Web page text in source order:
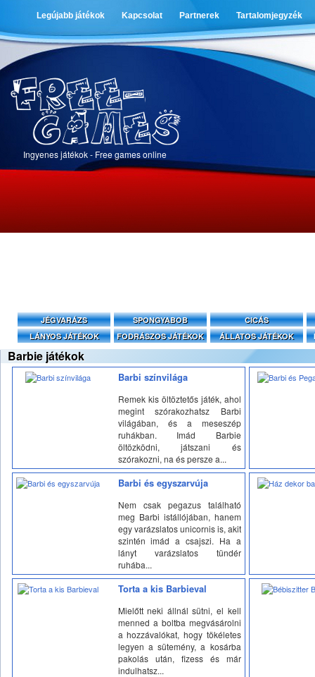
Legújabb játékok Kapcsolat Partnerek Tartalomjegyzék
Ingyenes játékok - Free games online
JÉGVARÁZS SPONGYABOB
CICÁS
LÁNYOS JÁTÉKOK
FODRÁSZOS JÁTÉKOK ÁLLATOS JÁTÉKOK
Barbie játékok
Barbi színvilága
Remek kis öltöztetős játék, ahol
megint szórakozhatsz Barbi
világában, és a meseszép
ruhákban. Imád Barbie
öltözködni, játszani és
szórakozni, na és persze a...
Barbi és egyszarvúja
Nem csak pegazus található
meg Barbi istállójában, hanem
egy varázslatos unicornis is, akit
szintén imád a csajszi. Ha a
lányt varázslatos tündér
ruhába...
Torta a kis Barbieval
Mielőtt neki állnál sütni, el kell
menned a boltba megvásárolni
a hozzávalókat, hogy tökéletes
legyen a sütemény, a kosárba
pakolás után, fizess és már
indulhatsz...